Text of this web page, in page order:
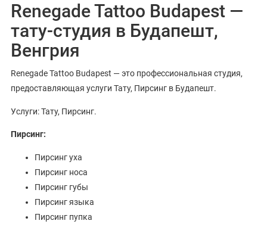
Renegade Tattoo Budapest —
тату-студия в Будапешт,
Венгрия
Renegade Tattoo Budapest — это профессиональная студия,
предоставляющая услуги Тату, Пирсинг в Будапешт.
Услуги: Тату, Пирсинг.
Пирсинг:
Пирсинг уха
Пирсинг носа
Пирсинг губы
Пирсинг языка
Пирсинг пупка